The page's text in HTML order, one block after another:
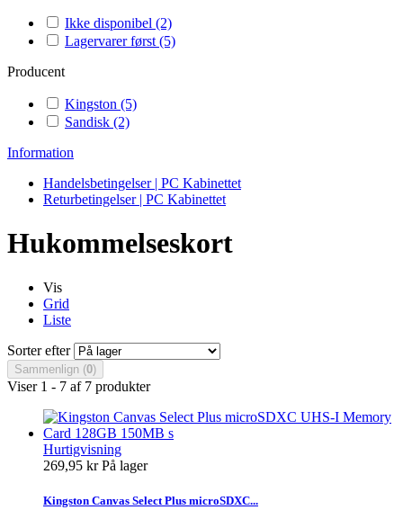
Ikke disponibel (2)
Lagervarer først (5)
Producent
Kingston (5)
Sandisk (2)
Information
Handelsbetingelser | PC Kabinettet
Returbetingelser | PC Kabinettet
Hukommelseskort
Vis
Grid
Liste
Sorter efter
Sammenlign (0)
Viser 1 - 7 af 7 produkter
Hurtigvisning
269,95 krPå lager
Kingston Canvas Select Plus microSDXC...